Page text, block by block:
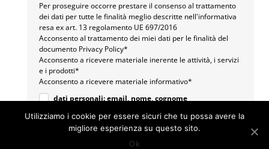
Per proseguire occorre prestare il consenso al trattamento
dei dati per tutte le finalità meglio descritte nell'informativa
resa ex art. 13 regolamento UE 697/2016
Acconsento al trattamento dei miei dati per le finalità del
documento Privacy Policy*
Acconsento a ricevere materiale inerente le attività, i servizi
e i prodotti*
Acconsento a ricevere materiale informativo*
dati personali: email, nome, cognome
Facendo clic di seguito per inviare questo modulo, riconosci che le
informazioni fornite verranno elaborate in conformità con la nostra
Utilizziamo i cookie per essere sicuri che tu possa avere la
migliore esperienza su questo sito.
Ok